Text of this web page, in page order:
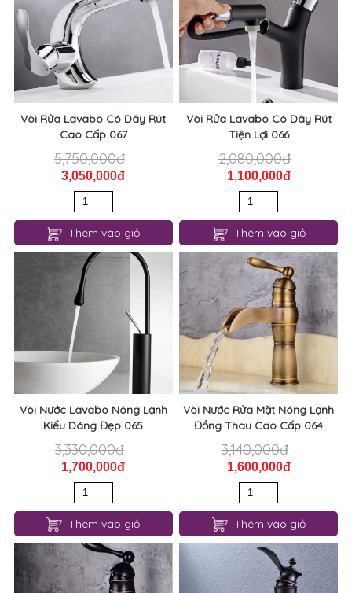
Vòi Rửa Lavabo Có Dây Rút
Cao Cấp 067
5,750,000đ
3,050,000đ
Thêm vào giỏ
Vòi Rửa Lavabo Có Dây Rút
Tiện Lợi 066
2,080,000đ
1,100,000đ
Thêm vào giỏ
Vòi Nước Lavabo Nóng Lạnh
Kiểu Dáng Đẹp 065
3,330,000đ
1,700,000đ
Thêm vào giỏ
Vòi Nước Rửa Mặt Nóng Lạnh
Đồng Thau Cao Cấp 064
3,140,000đ
1,600,000đ
Thêm vào giỏ